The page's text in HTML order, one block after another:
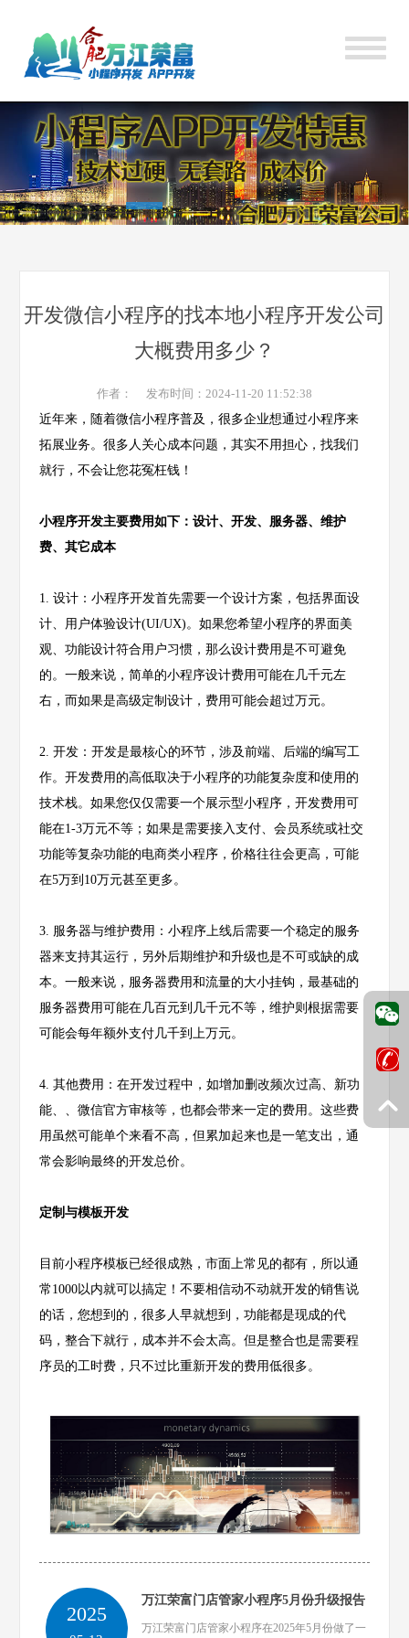
开发微信小程序的找本地小程序开发公司
大概费用多少？
作者： 发布时间：2024-11-20 11:52:38
近年来，随着微信小程序普及，很多企业想通过小程序来
拓展业务。很多人关心成本问题，其实不用担心，找我们
就行，不会让您花冤枉钱！
小程序开发主要费用如下： 设计、开发、服务器、维护
费、其它成本
1. 设计：小程序开发首先需要一个设计方案，包括界面设
计、用户体验设计(UI/UX)。如果您希望小程序的界面美
观、功能设计符合用户习惯，那么设计费用是不可避免
的。一般来说，简单的小程序设计费用可能在几千元左
右，而如果是高级定制设计，费用可能会超过万元。
2. 开发：开发是最核心的环节，涉及前端、后端的编写工
作。开发费用的高低取决于小程序的功能复杂度和使用的
技术栈。如果您仅仅需要一个展示型小程序，开发费用可
能在1-3万元不等；如果是需要接入支付、会员系统或社交
功能等复杂功能的电商类小程序，价格往往会更高，可能
在5万到10万元甚至更多。
3. 服务器与维护费用：小程序上线后需要一个稳定的服务
器来支持其运行，另外后期维护和升级也是不可或缺的成
本。一般来说，服务器费用和流量的大小挂钩，最基础的
服务器费用可能在几百元到几千元不等，维护则根据需要
可能会每年额外支付几千到上万元。
4. 其他费用：在开发过程中，如增加删改频次过高、新功
能、、微信官方审核等，也都会带来一定的费用。这些费
用虽然可能单个来看不高，但累加起来也是一笔支出，通
常会影响最终的开发总价。
定制与模板开发
目前小程序模板已经很成熟，市面上常见的都有，所以通
常1000以内就可以搞定！不要相信动不动就开发的销售说
的话，您想到的，很多人早就想到，功能都是现成的代
码，整合下就行，成本并不会太高。但是整合也是需要程
序员的工时费，只不过比重新开发的费用低很多。
2025
万江荣富门店管家小程序5月份升级报告
万江荣富门店管家小程序在2025年5月份做了一